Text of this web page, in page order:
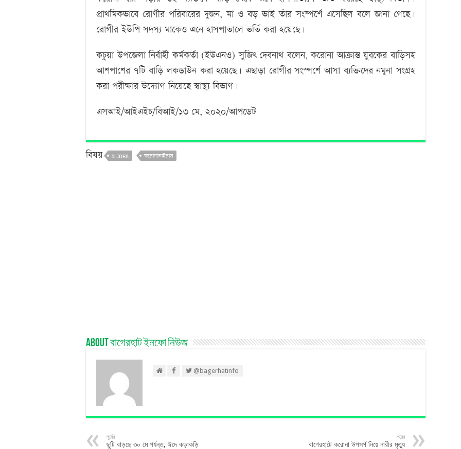
প্রাথমিকভাবে রোগীর পরিবারের দুজন, মা ও বড় ভাই তাঁর সংস্পর্শে এসেছিল বলে জানা গেছে।
রোগীর ইউপি সদস্য মাকেও এনে হাসপাতালে ভর্তি করা হয়েছে।
কচুয়া উপজেলা নির্বাহী কর্মকর্তা (ইউএনও) সুজিৎ দেবনাথ বলেন, করোনা আক্রান্ত যুবকের বাড়িসহ
আশপাশের ৭টি বাড়ি লকডাউন করা হয়েছে। এছাড়া রোগীর সংস্পর্শে আসা ব্যক্তিদের নমুনা সংগ্রহ
করা পরীক্ষার উদ্যোগ নিয়েছে স্বাস্থ্য বিভাগ।
এসআই/আইএইচ/বিআই/১৩ মে, ২০২০/আপডেট
বিষয় SLIDER করোনাভাইরাস
About বাগেরহাট ইনফো নিউজ
@bagerhatinfo
পূর্বের
ছুটি বাড়ছে ৩০ মে পর্যন্ত, ঈদে কড়াকড়ি
পরের
বাগেরহাটে করোনা উপসর্গ নিয়ে নারীর মৃত্যু